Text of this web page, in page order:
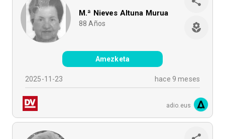
M.ª Nieves Altuna Murua
88 Años
Amezketa
2025-11-23 hace 9 meses
adio.eus